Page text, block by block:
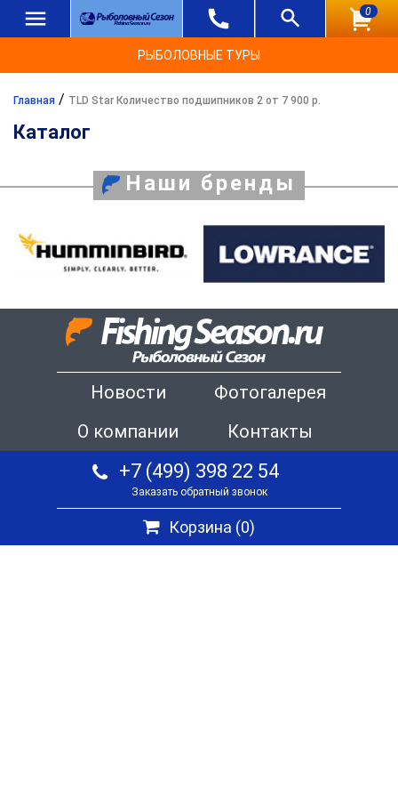
0
РЫБОЛОВНЫЕ ТУРЫ
Главная / TLD Star Количество подшипников 2 от 7 900 р.
Каталог
Наши бренды
Новости
Фотогалерея
О компании
Контакты
+7 (499) 398 22 54
Заказать обратный звонок
Корзина (0)